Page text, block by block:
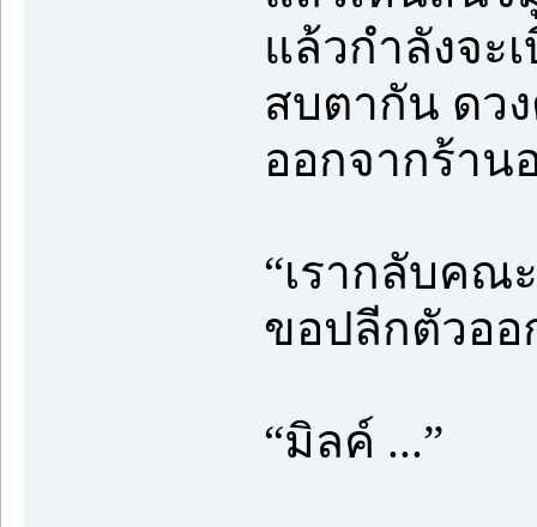
แล้วกำลังจะ
สบตากัน ดว
ออกจากร้าน
“เรากลับคณ
ขอปลีกตัวออ
“มิลค์ ...”